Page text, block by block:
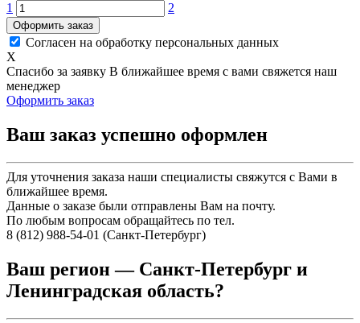
1
2
Оформить заказ
Согласен на обработку персональных данных
X
Спасибо за заявку В ближайшее время с вами свяжется наш
менеджер
Оформить заказ
Ваш заказ успешно оформлен
Для уточнения заказа наши специалисты свяжутся с Вами в
ближайшее время.
Данные о заказе были отправлены Вам на почту.
По любым вопросам обращайтесь по тел.
8 (812) 988-54-01 (Санкт-Петербург)
Ваш регион — Санкт-Петербург и
Ленинградская область?